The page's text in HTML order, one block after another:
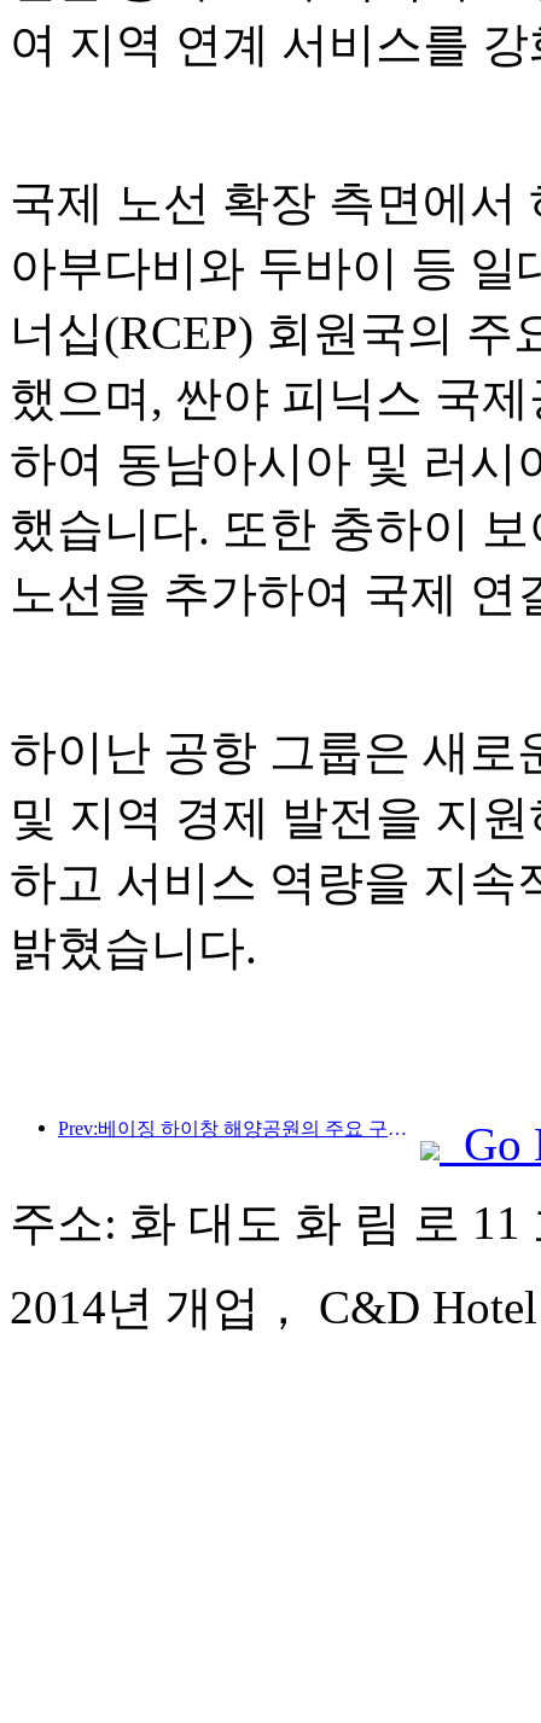
여 지역 연계 서비스를
국제 노선 확장 측면에서
아부다비와 두바이 등
너십(RCEP) 회원국의
했으며, 싼야 피닉스 국
하여 동남아시아 및 러시
했습니다. 또한 충하이
노선을 추가하여 국제
하이난 공항 그룹은 새로
및 지역 경제 발전을 지
하고 서비스 역량을 지속
밝혔습니다.
Prev:베이징 하이창 해양공원의 주요 구조물은 연내 상량될 예정이며, 완공 및 개장은 2027년으로 예상됩니다.
Go
주소: 화 대도 화 림 로 11
2014년 개업， C&D